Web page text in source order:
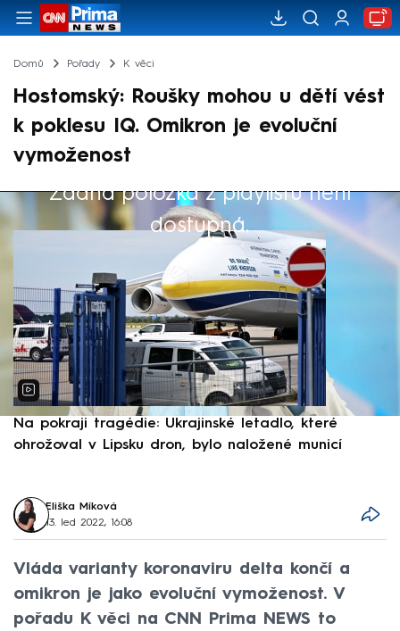
Domů Pořady K věci
Hostomský: Roušky mohou u dětí vést
k poklesu IQ. Omikron je evoluční
vymoženost
Žádná položka z playlistu není
dostupná.
Výběr redakce
Na pokraji tragédie: Ukrajinské letadlo, které
ohrožoval v Lipsku dron, bylo naložené municí
Eliška Míková
13. led 2022, 16:08
Vláda varianty koronaviru delta končí a
omikron je jako evoluční vymoženost. V
pořadu K věci na CNN Prima NEWS to